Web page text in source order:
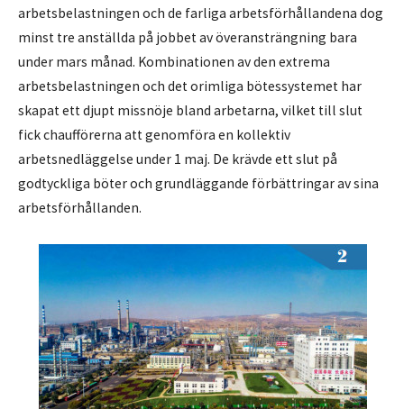
arbetsbelastningen och de farliga arbetsförhållandena dog
minst tre anställda på jobbet av överansträngning bara
under mars månad. Kombinationen av den extrema
arbetsbelastningen och det orimliga bötessystemet har
skapat ett djupt missnöje bland arbetarna, vilket till slut
fick chaufförerna att genomföra en kollektiv
arbetsnedläggelse under 1 maj. De krävde ett slut på
godtyckliga böter och grundläggande förbättringar av sina
arbetsförhållanden.